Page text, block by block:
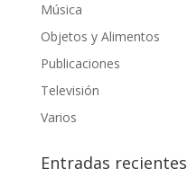
Música
Objetos y Alimentos
Publicaciones
Televisión
Varios
Entradas recientes